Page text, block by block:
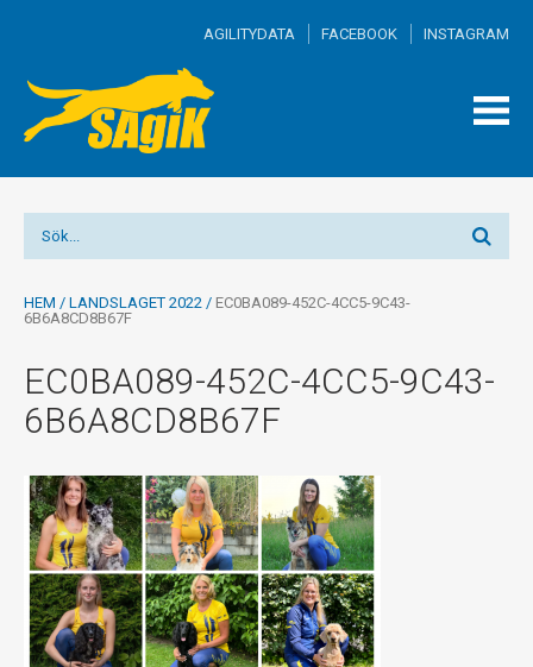
AGILITYDATA FACEBOOK INSTAGRAM
HEM / LANDSLAGET 2022 / EC0BA089-452C-4CC5-9C43-
6B6A8CD8B67F
EC0BA089-452C-4CC5-9C43-
6B6A8CD8B67F